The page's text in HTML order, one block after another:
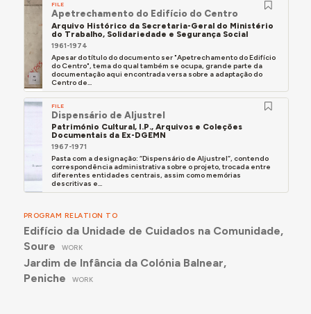
FILE
Apetrechamento do Edifício do Centro
Arquivo Histórico da Secretaria-Geral do Ministério
do Trabalho, Solidariedade e Segurança Social
1961-1974
Apesar do título do documento ser "Apetrechamento do Edifício
do Centro", tema do qual também se ocupa, grande parte da
documentação aqui encontrada versa sobre a adaptação do
Centro de...
FILE
Dispensário de Aljustrel
Património Cultural, I.P., Arquivos e Coleções
Documentais da Ex-DGEMN
1967-1971
Pasta com a designação: “Dispensário de Aljustrel”, contendo
correspondência administrativa sobre o projeto, trocada entre
diferentes entidades centrais, assim como memórias
descritivas e...
PROGRAM RELATION TO
Edifício da Unidade de Cuidados na Comunidade,
Soure
WORK
Jardim de Infância da Colónia Balnear,
Peniche
WORK